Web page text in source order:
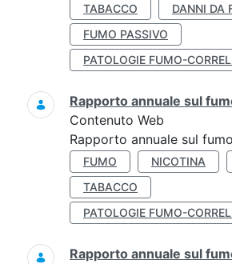
TABACCO
DANNI DA
FUMO PASSIVO
PATOLOGIE FUMO-
Rapporto annuale sul
Contenuto Web
Rapporto annuale sul
FUMO NICOTINA
TABACCO
PATOLOGIE FUMO-
Rapporto annuale sul